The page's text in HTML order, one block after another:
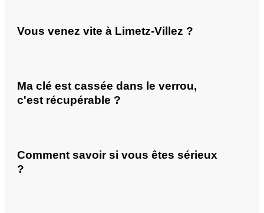
Vous venez vite à Limetz-Villez ?
Ma clé est cassée dans le verrou,
c'est récupérable ?
Comment savoir si vous êtes sérieux
?